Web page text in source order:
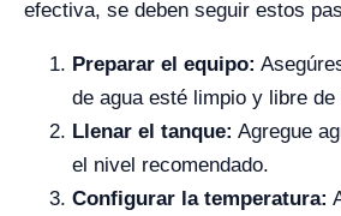
efectiva, se deben seguir estos
Preparar el equipo:
de agua esté limpio y libre
Llenar el tanque: Agregue
el nivel recomendado.
Configurar la temperatura: